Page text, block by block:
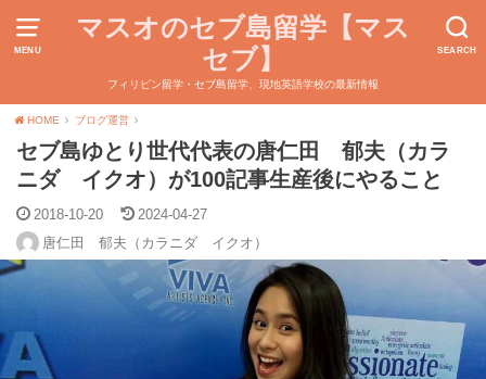
MENU SEARCH
マスオのセブ島留学【マス
セブ】
フィリピン留学・セブ島留学、現地英語学校の最新情報
HOME ブログ運営
セブ島ゆとり世代代表の唐仁田 郁夫（カラ
ニダ イクオ）が100記事生産後にやること
2018-10-20
2024-04-27
唐仁田 郁夫（カラニダ イクオ）